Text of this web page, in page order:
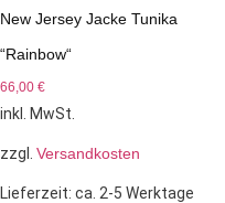
New Jersey Jacke Tunika
“Rainbow“
66,00 €
inkl. MwSt.
zzgl. Versandkosten
Lieferzeit: ca. 2-5 Werktage